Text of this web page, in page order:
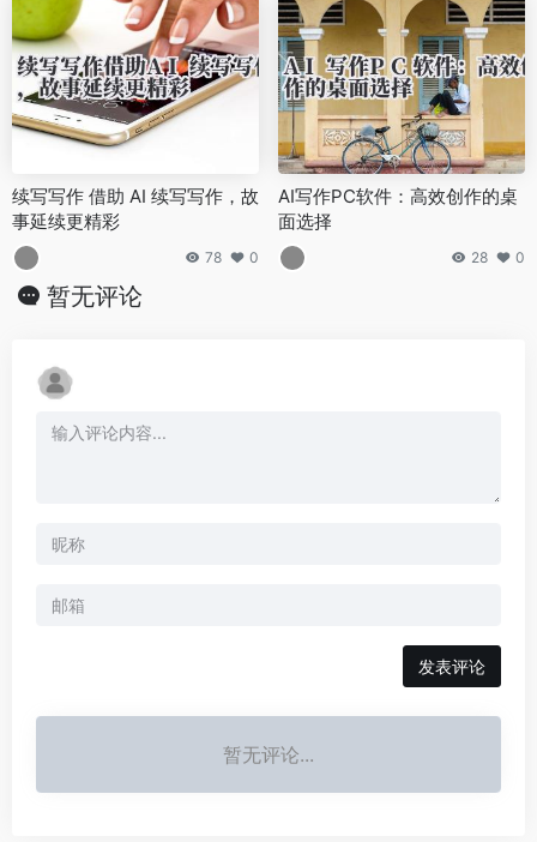
续写写作 借助 AI 续写写作，故
事延续更精彩
78 0
AI写作PC软件：高效创作的桌
面选择
28 0
暂无评论
发表评论
暂无评论...